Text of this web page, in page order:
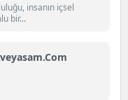
insanın içsel
bir...